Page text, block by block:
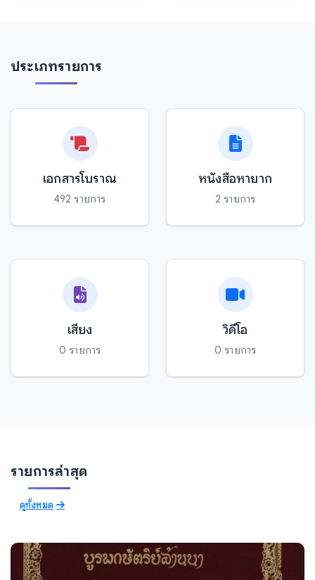
ประเภทรายการ
เอกสารโบราณ
492 รายการ
หนังสือหายาก
2 รายการ
เสียง
0 รายการ
วิดีโอ
0 รายการ
รายการล่าสุด
ดูทั้งหมด